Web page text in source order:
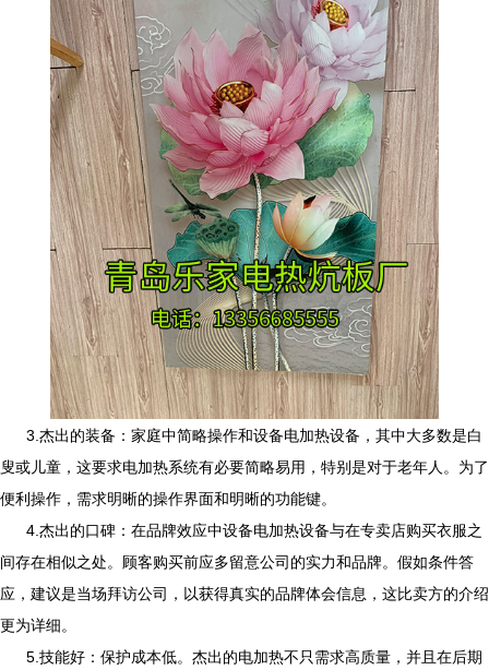
3.杰出的装备：家庭中简略操作和设备电加热设备，其中大多数是白
叟或儿童，这要求电加热系统有必要简略易用，特别是对于老年人。为了
便利操作，需求明晰的操作界面和明晰的功能键。
4.杰出的口碑：在品牌效应中设备电加热设备与在专卖店购买衣服之
间存在相似之处。顾客购买前应多留意公司的实力和品牌。假如条件答
应，建议是当场拜访公司，以获得真实的品牌体会信息，这比卖方的介绍
更为详细。
5. 技能好：保护成本低。杰出的电加热不只需求高质量，并且在后期